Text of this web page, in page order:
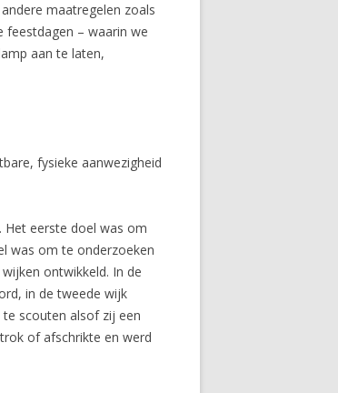
maatregelen zoals
feestdagen – waarin we
aan te laten,
fysieke aanwezigheid
Het eerste doel was om
was om te onderzoeken
ontwikkeld. In de
in de tweede wijk
scouten alsof zij een
of afschrikte en werd